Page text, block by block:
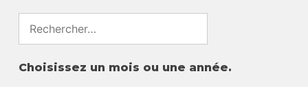
for:
Choisissez un mois ou une année.